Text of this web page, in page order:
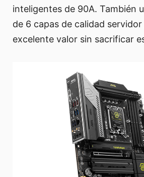
inteligentes de 90A. También
de 6 capas de calidad
excelente valor sin sacrificar